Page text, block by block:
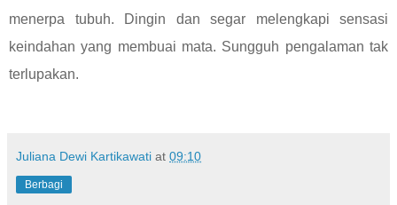
menerpa tubuh. Dingin dan segar melengkapi sensasi
keindahan yang membuai mata. Sungguh pengalaman tak
terlupakan.
Juliana Dewi Kartikawati at 09:10
Berbagi